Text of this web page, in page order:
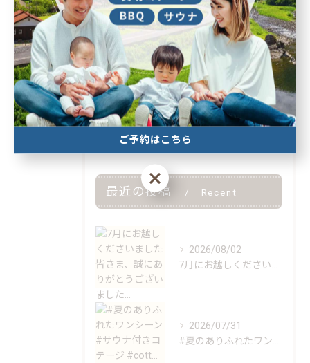
大人数
一棟貸し
BBQ
サウナ
Guest Stories
最近の投稿 Recent
2026/08/02
7月にお越しくださいました皆さま、誠にありがとうございました...
2026/07/31
#夏のありふれたワンシーン #サウナ付きコテージ #cott...
ご予約はこちら
ご予約はこちら